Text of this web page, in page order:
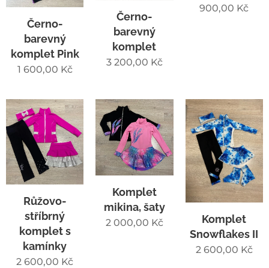
Černo-
barevný
komplet Pink
1 600,00 Kč
Černo-
barevný
komplet
3 200,00 Kč
900,00 Kč
Růžovo-
stříbrný
komplet s
kamínky
2 600,00 Kč
Komplet
mikina, šaty
2 000,00 Kč
Komplet
Snowflakes II
2 600,00 Kč